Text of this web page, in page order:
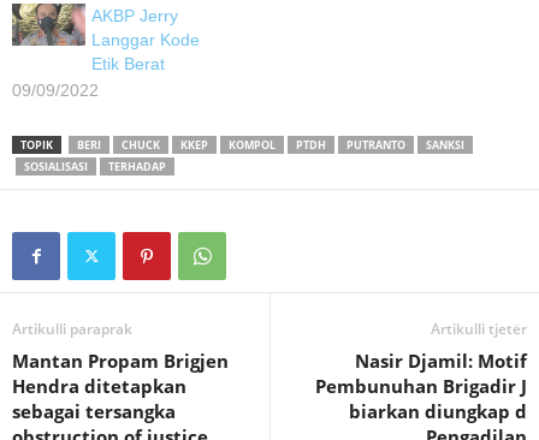
AKBP Jerry
Langgar Kode
Etik Berat
09/09/2022
TOPIK BERI CHUCK KKEP KOMPOL PTDH PUTRANTO
SANKSI
SOSIALISASI
TERHADAP
Artikulli paraprak
Mantan Propam Brigjen
Hendra ditetapkan
sebagai tersangka
Artikulli tjetër
Nasir Djamil: Motif
Pembunuhan Brigadir J
biarkan diungkap d